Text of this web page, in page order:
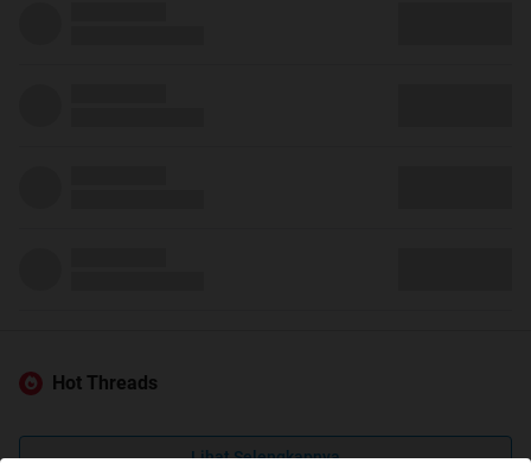
Hot Threads
Lihat Selengkapnya